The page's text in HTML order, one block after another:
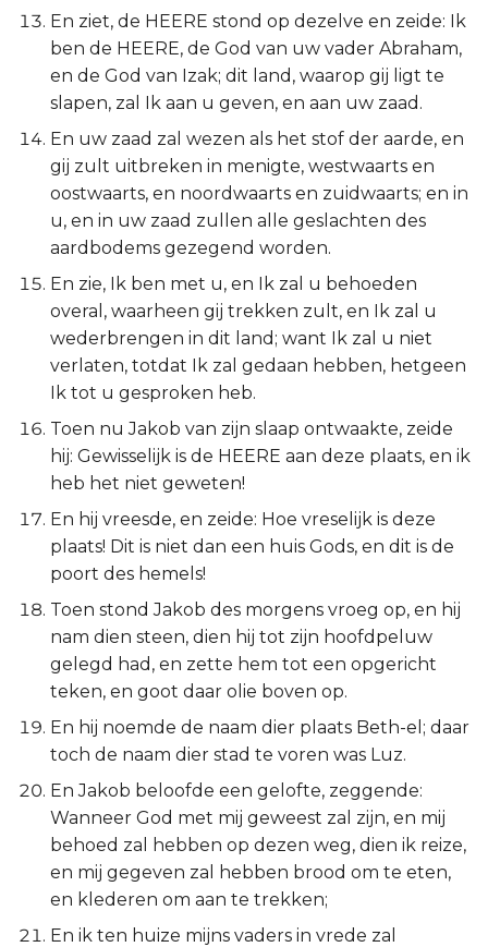
En ziet, de HEERE stond op dezelve en zeide: Ik
ben de HEERE, de God van uw vader Abraham,
en de God van Izak; dit land, waarop gij ligt te
slapen, zal Ik aan u geven, en aan uw zaad.
En uw zaad zal wezen als het stof der aarde, en
gij zult uitbreken in menigte, westwaarts en
oostwaarts, en noordwaarts en zuidwaarts; en in
u, en in uw zaad zullen alle geslachten des
aardbodems gezegend worden.
En zie, Ik ben met u, en Ik zal u behoeden
overal, waarheen gij trekken zult, en Ik zal u
wederbrengen in dit land; want Ik zal u niet
verlaten, totdat Ik zal gedaan hebben, hetgeen
Ik tot u gesproken heb.
Toen nu Jakob van zijn slaap ontwaakte, zeide
hij: Gewisselijk is de HEERE aan deze plaats, en ik
heb het niet geweten!
En hij vreesde, en zeide: Hoe vreselijk is deze
plaats! Dit is niet dan een huis Gods, en dit is de
poort des hemels!
Toen stond Jakob des morgens vroeg op, en hij
nam dien steen, dien hij tot zijn hoofdpeluw
gelegd had, en zette hem tot een opgericht
teken, en goot daar olie boven op.
En hij noemde de naam dier plaats Beth-el; daar
toch de naam dier stad te voren was Luz.
En Jakob beloofde een gelofte, zeggende:
Wanneer God met mij geweest zal zijn, en mij
behoed zal hebben op dezen weg, dien ik reize,
en mij gegeven zal hebben brood om te eten,
en klederen om aan te trekken;
En ik ten huize mijns vaders in vrede zal